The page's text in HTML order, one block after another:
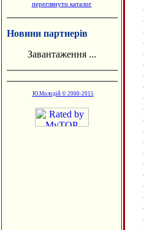
переглянути каталог
Новини партнерів
Завантаження ...
Ю.Молодій © 2000-2015